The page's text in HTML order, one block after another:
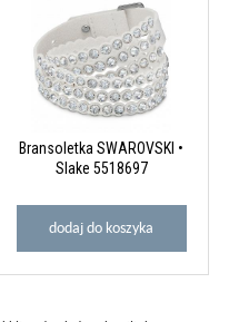
Bransoletka SWAROVSKI •
Slake 5518697
dodaj do koszyka